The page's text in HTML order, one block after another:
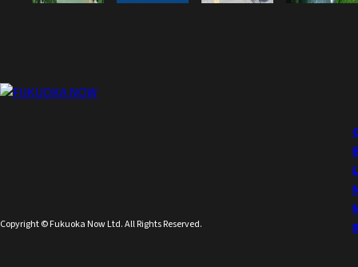
Copyright © Fukuoka Now Ltd. All Rights Reserved.